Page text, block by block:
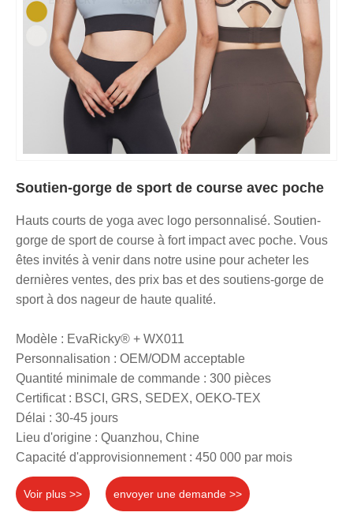
Soutien-gorge de sport de course avec poche
Hauts courts de yoga avec logo personnalisé. Soutien-
gorge de sport de course à fort impact avec poche. Vous
êtes invités à venir dans notre usine pour acheter les
dernières ventes, des prix bas et des soutiens-gorge de
sport à dos nageur de haute qualité.
Modèle : EvaRicky® + WX011
Personnalisation : OEM/ODM acceptable
Quantité minimale de commande : 300 pièces
Certificat : BSCI, GRS, SEDEX, OEKO-TEX
Délai : 30-45 jours
Lieu d'origine : Quanzhou, Chine
Capacité d'approvisionnement : 450 000 par mois
Voir plus >> envoyer une demande >>